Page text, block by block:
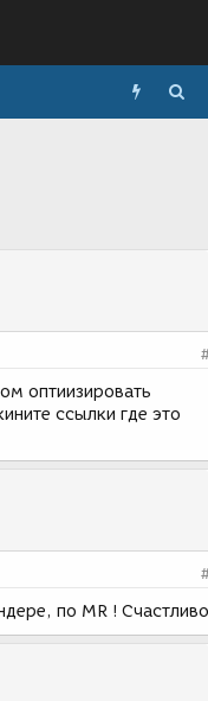
оптиизировать
ссылки где это
по MR ! Счастливо